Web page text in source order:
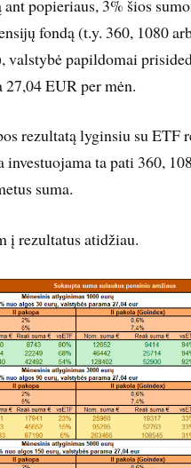
popieriaus, 3% šios
fondą (t.y. 360, 1080
valstybė papildomai
EUR per mėn.
rezultatą lyginsiu su ETF
investuojama ta pati 360,
suma.
į rezultatus atidžiau.